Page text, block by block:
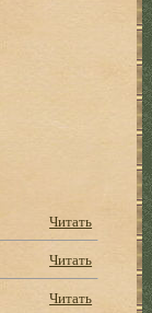
Читать
Читать
Читать